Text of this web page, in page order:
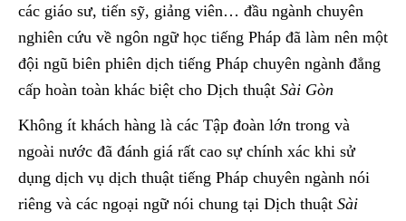
các giáo sư, tiến sỹ, giảng viên… đầu ngành chuyên
nghiên cứu về ngôn ngữ học tiếng Pháp đã làm nên một
đội ngũ biên phiên dịch tiếng Pháp chuyên ngành đẳng
cấp hoàn toàn khác biệt cho Dịch thuật Sài Gòn
Không ít khách hàng là các Tập đoàn lớn trong và
ngoài nước đã đánh giá rất cao sự chính xác khi sử
dụng dịch vụ dịch thuật tiếng Pháp chuyên ngành nói
riêng và các ngoại ngữ nói chung tại Dịch thuật Sài